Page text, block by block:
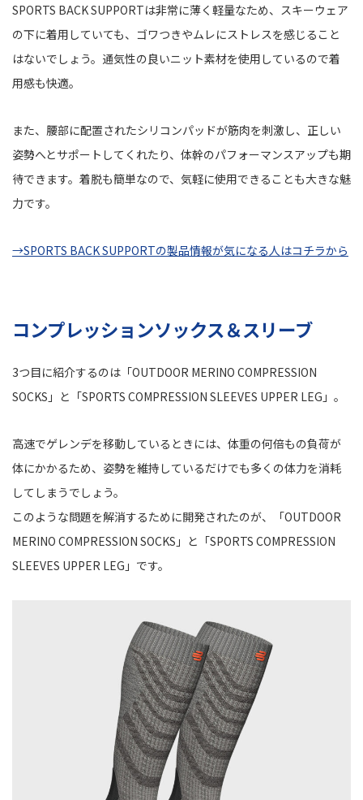
SPORTS BACK SUPPORTは非常に薄く軽量なため、スキーウェア
の下に着用していても、ゴワつきやムレにストレスを感じること
はないでしょう。通気性の良いニット素材を使用しているので着
用感も快適。
また、腰部に配置されたシリコンパッドが筋肉を刺激し、正しい
姿勢へとサポートしてくれたり、体幹のパフォーマンスアップも期
待できます。着脱も簡単なので、気軽に使用できることも大きな魅
力です。
→SPORTS BACK SUPPORTの製品情報が気になる人はコチラから
コンプレッションソックス＆スリーブ
3つ目に紹介するのは「OUTDOOR MERINO COMPRESSION
SOCKS」と「SPORTS COMPRESSION SLEEVES UPPER LEG」。
高速でゲレンデを移動しているときには、体重の何倍もの負荷が
体にかかるため、姿勢を維持しているだけでも多くの体力を消耗
してしまうでしょう。
このような問題を解消するために開発されたのが、「OUTDOOR
MERINO COMPRESSION SOCKS」と「SPORTS COMPRESSION
SLEEVES UPPER LEG」です。